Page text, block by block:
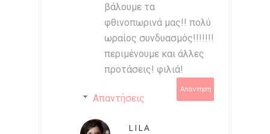
βάλουμε τα
φθινοπωρινά μας!! πολύ
ωραίος συνδυασμός!!!!!!!
περιμένουμε και άλλες
προτάσεις! φιλιά!
Απάντηση
Απαντήσεις
LILA